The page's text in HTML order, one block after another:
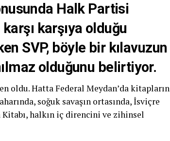
Halk Partisi
karşıya olduğu
SVP, böyle bir kılavuzun
olduğunu belirtiyor.
oldu. Hatta Federal Meydan’da kitapların
soğuk savaşın ortasında, İsviçre
halkın iç direncini ve zihinsel